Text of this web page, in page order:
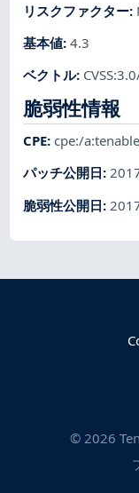
リスクファクター:
基本値:4.3
ベクトル:
脆弱性情報
CPE:cpe:/
パッチ公開日:
脆弱性公開日:
© 2026